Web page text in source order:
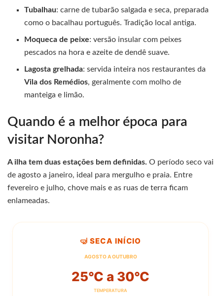
Tubalhau: carne de tubarão salgada e seca, preparada
como o bacalhau português. Tradição local antiga.
Moqueca de peixe: versão insular com peixes
pescados na hora e azeite de dendê suave.
Lagosta grelhada: servida inteira nos restaurantes da
Vila dos Remédios, geralmente com molho de
manteiga e limão.
Quando é a melhor época para
visitar Noronha?
A ilha tem duas estações bem definidas. O período seco vai
de agosto a janeiro, ideal para mergulho e praia. Entre
fevereiro e julho, chove mais e as ruas de terra ficam
enlameadas.
🤿 SECA INÍCIO
AGOSTO A OUTUBRO
25°C a 30°C
TEMPERATURA